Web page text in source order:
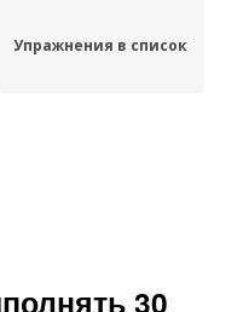
Упражнения в список
30